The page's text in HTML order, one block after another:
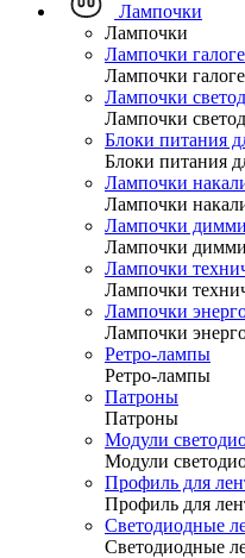
Лампочки
Лампочки
Лампочки
Лампочки
Лампочки
Лампочки
Блоки питания
Блоки питания
Лампочки
Лампочки
Лампочки
Лампочки
Лампочки
Лампочки
Лампочки
Лампочки
Ретро-лампы
Ретро-лампы
Патроны
Патроны
Модули
Модули
Профиль для
Профиль для
Светодиодные
Светодиодные